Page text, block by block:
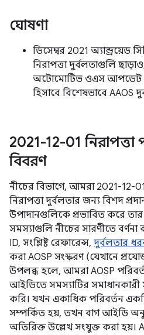
ঘোষণা
ডিসেম্বর 2021 অ্যান্ড্রয়েড
নিরাপত্তা দুর্বলতাগুলি
অটোমোটিভ ওএস আপডেট
হিসাবে বিশেষভাবে AAOS
2021-12-01 নিরাপত্তা
বিবরণ
নীচের বিভাগে, আমরা 2021-12-01
নিরাপত্তা দুর্বলতার জন্য বিশদ
উপাদানগুলিকে প্রভাবিত করে
সমস্যাগুলি নীচের সারণীতে
ID, সংশ্লিষ্ট রেফারেন্স, দুর্বলতার
করা AOSP সংস্করণ (যেখানে
উপলব্ধ হলে, আমরা AOSP
আইডিতে সমস্যাটির সমাধানকারী
করি। যখন একাধিক পরিবর্তন
সম্পর্কিত হয়, তখন বাগ আইডি
অতিরিক্ত উল্লেখ সংযুক্ত করা হয়।